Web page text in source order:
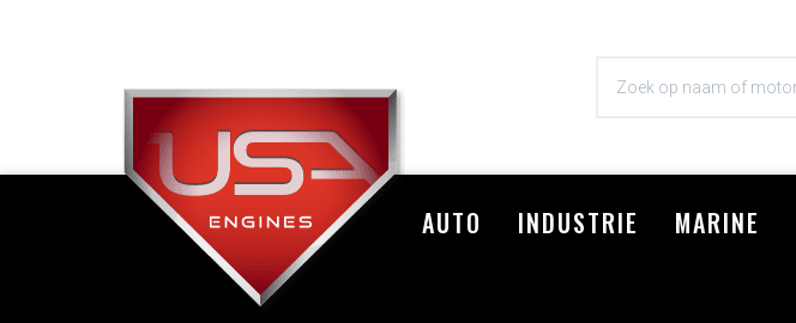
AUTO INDUSTRIE MARINE